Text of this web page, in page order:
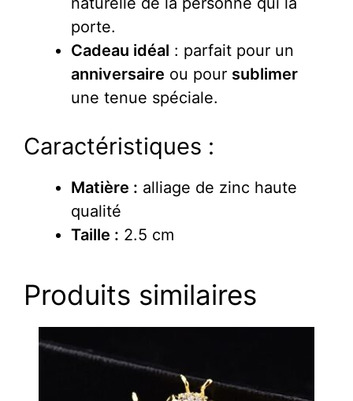
porte.
Cadeau idéal : parfait pour un
anniversaire ou pour sublimer
une tenue spéciale.
Caractéristiques :
Matière : alliage de zinc haute
qualité
Taille : 2.5 cm
Produits similaires